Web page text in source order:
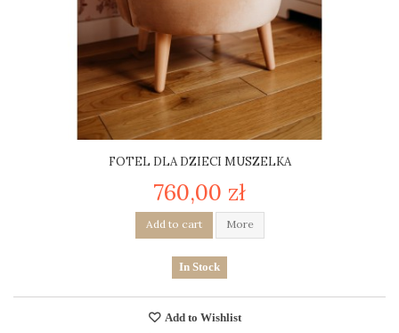
FOTEL DLA DZIECI MUSZELKA
760,00 zł
Add to cart More
In Stock
Add to Wishlist